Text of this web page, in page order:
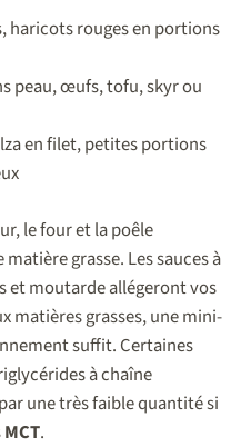
haricots rouges en portions
peau, œufs, tofu, skyr ou
en filet, petites portions
le four et la poêle
grasse. Les sauces à
et moutarde allégeront vos
matières grasses, une mini-
suffit. Certaines
à chaîne
une très faible quantité si
MCT.